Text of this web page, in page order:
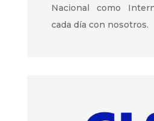
Nacional como
cada día con nosotros.